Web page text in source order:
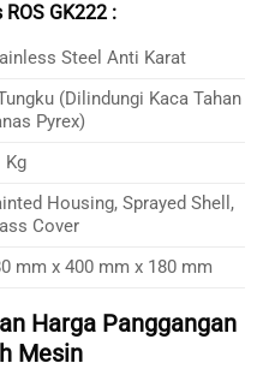
GK222 :
Steel Anti Karat
(Dilindungi Kaca Tahan
Pyrex)
Kg
Housing, Sprayed Shell,
Cover
mm x 400 mm x 180 mm
Harga Panggangan
Mesin